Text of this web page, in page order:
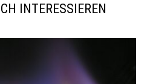
INTERESSIEREN